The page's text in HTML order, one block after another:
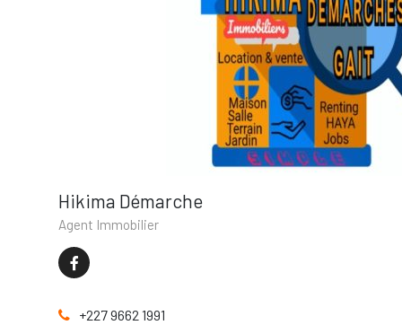
Hikima Démarche
Agent Immobilier
+227 9662 1991